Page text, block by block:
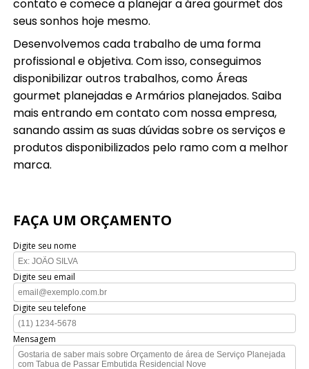
contato e comece a planejar a área gourmet dos
seus sonhos hoje mesmo.
Desenvolvemos cada trabalho de uma forma
profissional e objetiva. Com isso, conseguimos
disponibilizar outros trabalhos, como Áreas
gourmet planejadas e Armários planejados. Saiba
mais entrando em contato com nossa empresa,
sanando assim as suas dúvidas sobre os serviços e
produtos disponibilizados pelo ramo com a melhor
marca.
FAÇA UM ORÇAMENTO
Digite seu nome
Digite seu email
Digite seu telefone
Mensagem